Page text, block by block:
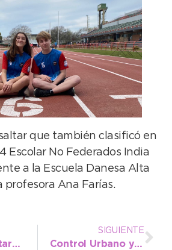
que también clasificó en
Escolar No Federados India
a la Escuela Danesa Alta
profesora Ana Farías.
Completaron tareas de bacheo en diferentes sectores de Necochea y Quequén
SIGUIENTE
Control Urbano y Prevención participaron en un operativo que derivó en allanamientos y clausuras